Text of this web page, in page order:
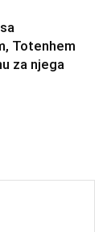
Totenhem
za njega